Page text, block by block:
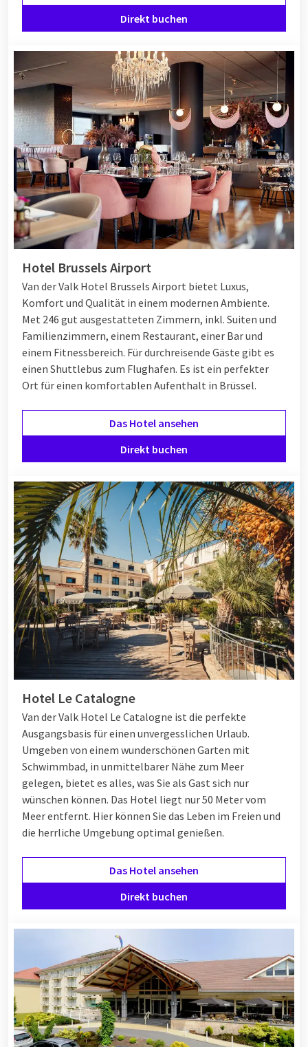
Direkt buchen
Hotel Brussels Airport
Van der Valk Hotel Brussels Airport bietet Luxus,
Komfort und Qualität in einem modernen Ambiente.
Met 246 gut ausgestatteten Zimmern, inkl. Suiten und
Familienzimmern, einem Restaurant, einer Bar und
einem Fitnessbereich. Für durchreisende Gäste gibt es
einen Shuttlebus zum Flughafen. Es ist ein perfekter
Ort für einen komfortablen Aufenthalt in Brüssel.
Das Hotel ansehen
Direkt buchen
Hotel Le Catalogne
Van der Valk Hotel Le Catalogne ist die perfekte
Ausgangsbasis für einen unvergesslichen Urlaub.
Umgeben von einem wunderschönen Garten mit
Schwimmbad, in unmittelbarer Nähe zum Meer
gelegen, bietet es alles, was Sie als Gast sich nur
wünschen können. Das Hotel liegt nur 50 Meter vom
Meer entfernt. Hier können Sie das Leben im Freien und
die herrliche Umgebung optimal genießen.
Das Hotel ansehen
Direkt buchen